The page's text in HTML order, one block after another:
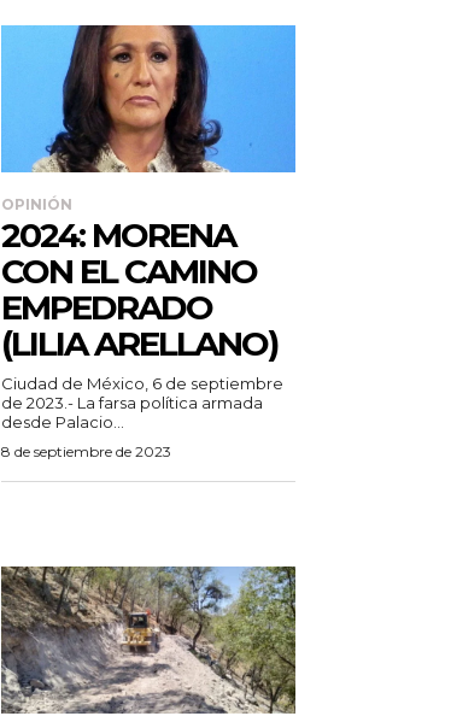
OPINIÓN
2024: MORENA
CON EL CAMINO
EMPEDRADO
(LILIA ARELLANO)
Ciudad de México, 6 de septiembre
de 2023.- La farsa política armada
desde Palacio...
8 de septiembre de 2023